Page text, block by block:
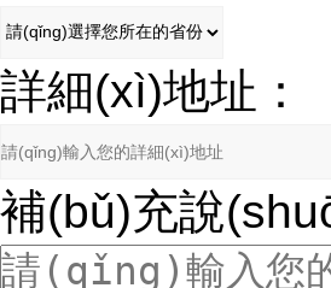
詳細(xì)地址：
補(bǔ)充說